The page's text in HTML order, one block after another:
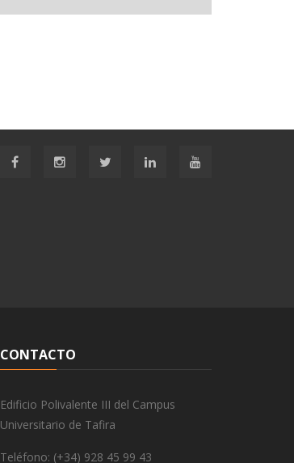
CONTACTO
Edificio Polivalente III del Campus
Universitario de Tafira
Teléfono: (+34) 928 45 99 43